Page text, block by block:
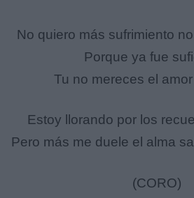
No quiero más sufrimiento
Porque ya fue
Tu no mereces el
Estoy llorando por los
Pero más me duele el alma
(CORO)